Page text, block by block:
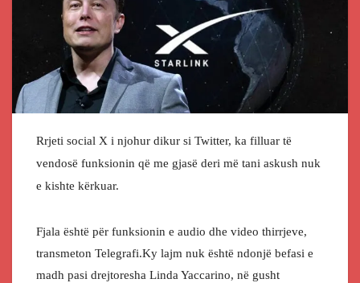
Rrjeti social X i njohur dikur si Twitter, ka filluar të
vendosë funksionin që me gjasë deri më tani askush nuk
e kishte kërkuar.
Fjala është për funksionin e audio dhe video thirrjeve,
transmeton Telegrafi.Ky lajm nuk është ndonjë befasi e
madh pasi drejtoresha Linda Yaccarino, në gusht